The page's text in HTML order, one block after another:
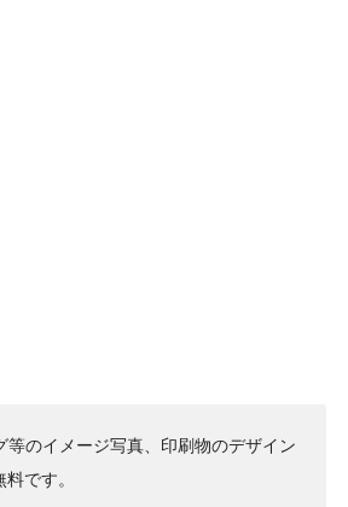
のイメージ写真、印刷物のデザイン
です。